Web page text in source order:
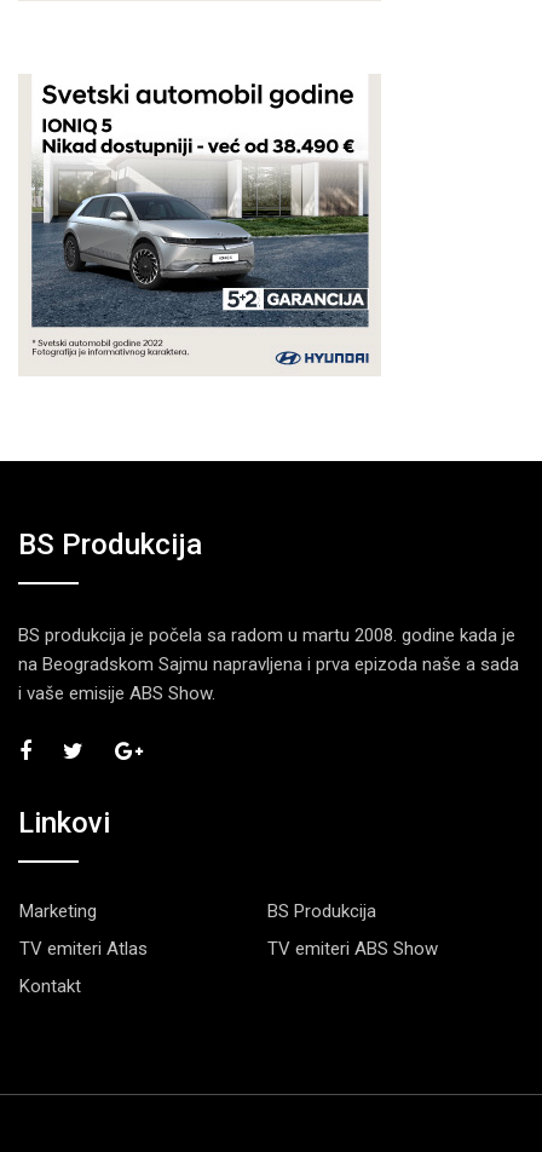
BS Produkcija
BS produkcija je počela sa radom u martu 2008. godine kada je
na Beogradskom Sajmu napravljena i prva epizoda naše a sada
i vaše emisije ABS Show.
Linkovi
Marketing
BS Produkcija
TV emiteri Atlas
TV emiteri ABS Show
Kontakt